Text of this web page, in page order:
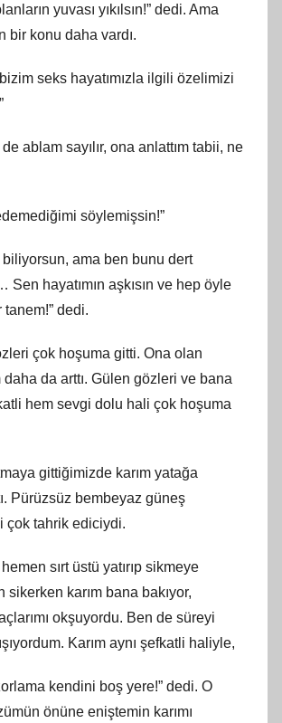
yuvası yıkılsın!” dedi. Ama
bir konu daha vardı.
seks hayatımızla ilgili özelimizi
ablam sayılır, ona anlattım tabii, ne
söylemişsin!”
biliyorsun, ama ben bunu dert
hayatımın aşkısın ve hep öyle
tanem!” dedi.
çok hoşuma gitti. Ona olan
daha da arttı. Gülen gözleri ve bana
hem sevgi dolu hali çok hoşuma
gittiğimizde karım yatağa
Pürüzsüz bembeyaz güneş
çok tahrik ediciydi.
sırt üstü yatırıp sikmeye
sikerken karım bana bakıyor,
okşuyordu. Ben de süreyi
Karım aynı şefkatli haliyle,
kendini boş yere!” dedi. O
önüne eniştemin karımı